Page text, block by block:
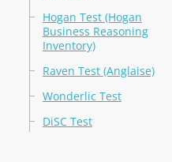
Hogan Test (Hogan
Business Reasoning
Inventory)
Raven Test (Anglaise)
Wonderlic Test
DiSC Test